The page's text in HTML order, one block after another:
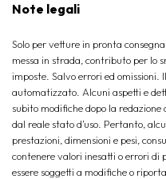
Note legali
Solo per vetture in pronta
messa in strada, contributo per lo
imposte. Salvo errori ed
automatizzato. Alcuni aspetti e
subito modifiche dopo la
dal reale stato d’uso. Pertanto,
prestazioni, dimensioni e pesi,
contenere valori inesatti o errori di
essere soggetti a modifiche o